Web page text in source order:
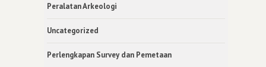
Peralatan Arkeologi
Uncategorized
Perlengkapan Survey dan Pemetaan